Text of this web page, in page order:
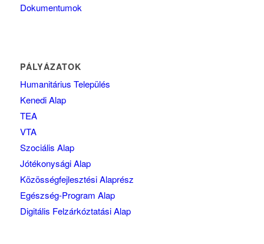
Dokumentumok
PÁLYÁZATOK
Humanitárius Település
Kenedi Alap
TEA
VTA
Szociális Alap
Jótékonysági Alap
Közösségfejlesztési Alaprész
Egészség-Program Alap
Digitális Felzárkóztatási Alap